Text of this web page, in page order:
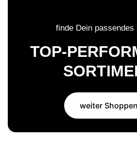
finde Dein passendes
TOP-
weiter Shoppen